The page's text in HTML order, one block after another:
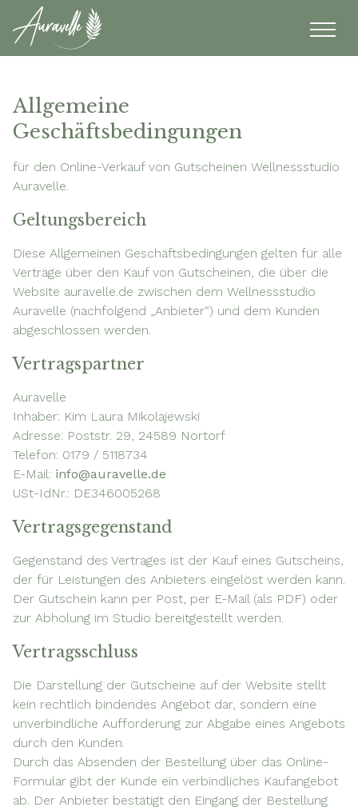
Studio
Gutscheine
Termine
Allgemeine
Geschäftsbedingungen
für den Online-Verkauf von Gutscheinen Wellnessstudio
Auravelle.
Geltungsbereich
Diese Allgemeinen Geschäftsbedingungen gelten für alle
Verträge über den Kauf von Gutscheinen, die über die
Website auravelle.de zwischen dem Wellnessstudio
Auravelle (nachfolgend „Anbieter“) und dem Kunden
abgeschlossen werden.
Vertragspartner
Auravelle
Inhaber: Kim Laura Mikolajewski
Adresse: Poststr. 29, 24589 Nortorf
Telefon: 0179 / 5118734
E-Mail: info@auravelle.de
USt-IdNr.: DE346005268
Vertragsgegenstand
Gegenstand des Vertrages ist der Kauf eines Gutscheins,
der für Leistungen des Anbieters eingelöst werden kann.
Der Gutschein kann per Post, per E-Mail (als PDF) oder
zur Abholung im Studio bereitgestellt werden.
Vertragsschluss
Die Darstellung der Gutscheine auf der Website stellt
kein rechtlich bindendes Angebot dar, sondern eine
unverbindliche Aufforderung zur Abgabe eines Angebots
durch den Kunden.
Durch das Absenden der Bestellung über das Online-
Formular gibt der Kunde ein verbindliches Kaufangebot
ab. Der Anbieter bestätigt den Eingang der Bestellung